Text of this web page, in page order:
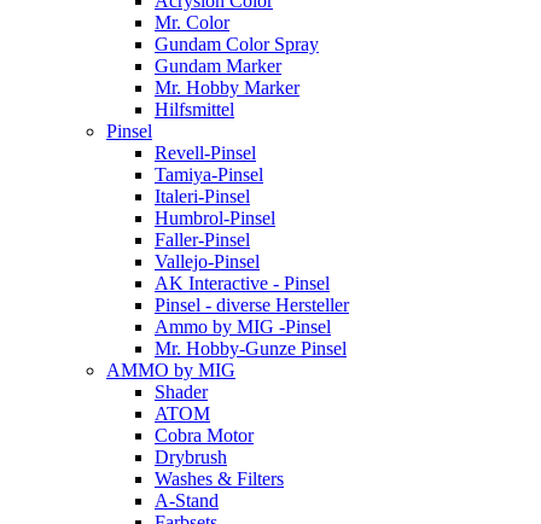
Mr. Color
Gundam Color Spray
Gundam Marker
Mr. Hobby Marker
Hilfsmittel
Pinsel
Revell-Pinsel
Tamiya-Pinsel
Italeri-Pinsel
Humbrol-Pinsel
Faller-Pinsel
Vallejo-Pinsel
AK Interactive - Pinsel
Pinsel - diverse Hersteller
Ammo by MIG -Pinsel
Mr. Hobby-Gunze Pinsel
AMMO by MIG
Shader
ATOM
Cobra Motor
Drybrush
Washes & Filters
A-Stand